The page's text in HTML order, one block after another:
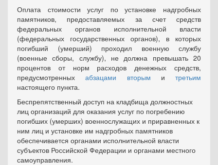
Оплата стоимости услуг по установке надгробных
памятников, предоставляемых за счет средств
федеральных органов исполнительной власти
(федеральных государственных органов), в которых
погибший (умерший) проходил военную службу
(военные сборы, службу), не должна превышать 20
процентов от норм расходов денежных средств,
предусмотренныхабзацами вторым и третьим
настоящего пункта.
Беспрепятственный доступ на кладбища должностных
лиц организаций для оказания услуг по погребению
погибших (умерших) военнослужащих и приравненных к
ним лиц и установке им надгробных памятников
обеспечивается органами исполнительной власти
субъектов Российской Федерации и органами местного
самоуправления.